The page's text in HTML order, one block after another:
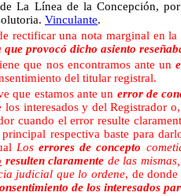
La Línea de la Concepción,
Vinculante.
rectificar una nota marginal en
que provocó dicho asiento
que nos encontramos ante un
del titular registral.
que estamos ante un error de
los interesados y del Registrador
cuando el error resulte
respectiva baste para
Loserrores de concepto
resulten claramente de las
judicial que lo ordene, de
de los interesados